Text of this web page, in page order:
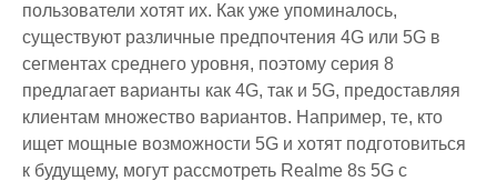
пользователи хотят их. Как уже упоминалось,
существуют различные предпочтения 4G или 5G в
сегментах среднего уровня, поэтому серия 8
предлагает варианты как 4G, так и 5G, предоставляя
клиентам множество вариантов. Например, те, кто
ищет мощные возможности 5G и хотят подготовиться
к будущему, могут рассмотреть Realme 8s 5G с